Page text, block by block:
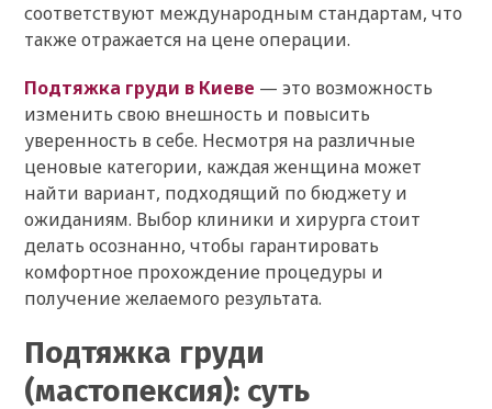
соответствуют международным стандартам, что
также отражается на цене операции.
Подтяжка груди в Киеве — это возможность
изменить свою внешность и повысить
уверенность в себе. Несмотря на различные
ценовые категории, каждая женщина может
найти вариант, подходящий по бюджету и
ожиданиям. Выбор клиники и хирурга стоит
делать осознанно, чтобы гарантировать
комфортное прохождение процедуры и
получение желаемого результата.
Подтяжка груди
(мастопексия): суть